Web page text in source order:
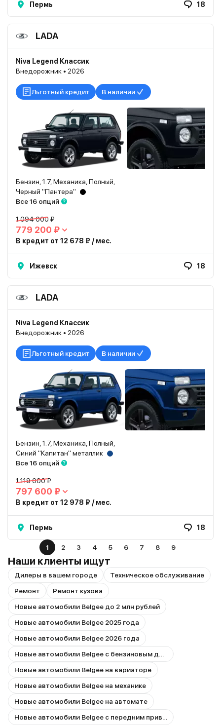
Пермь 18
LADA
Niva Legend Классик
Внедорожник • 2026
Льготный кредит В наличии
Бензин, 1.7, Механика, Полный,
Черный "Пантера"
Все 16 опций
1 094 000 ₽
779 200 ₽
В кредит от 12 678 ₽ / мес.
Ижевск 18
LADA
Niva Legend Классик
Внедорожник • 2026
Льготный кредит В наличии
Бензин, 1.7, Механика, Полный,
Синий "Капитан" металлик
Все 16 опций
1 119 000 ₽
797 600 ₽
В кредит от 12 978 ₽ / мес.
Пермь 18
1 2 3 4 5 6 7 8 9
Наши клиенты ищут
Дилеры в вашем городе
Техническое обслуживание
Ремонт
Ремонт кузова
Новые автомобили Belgee до 2 млн рублей
Новые автомобили Belgee 2025 года
Новые автомобили Belgee 2026 года
Новые автомобили Belgee на вариаторе
Новые автомобили Belgee на механике
Новые автомобили Belgee на автомате